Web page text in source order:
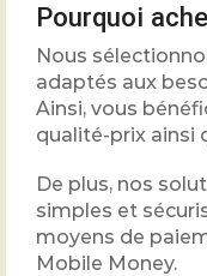
Pourquoi
Nous
adaptés aux
Ainsi, vous
qualité-prix ainsi
De plus, nos
simples et
moyens de
Mobile Money.